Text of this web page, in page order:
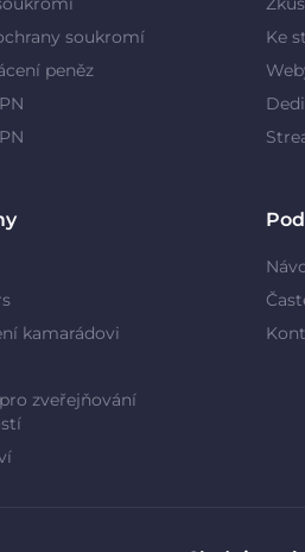
soukromí
peněz
Ke
kamarádovi
zveřejňování